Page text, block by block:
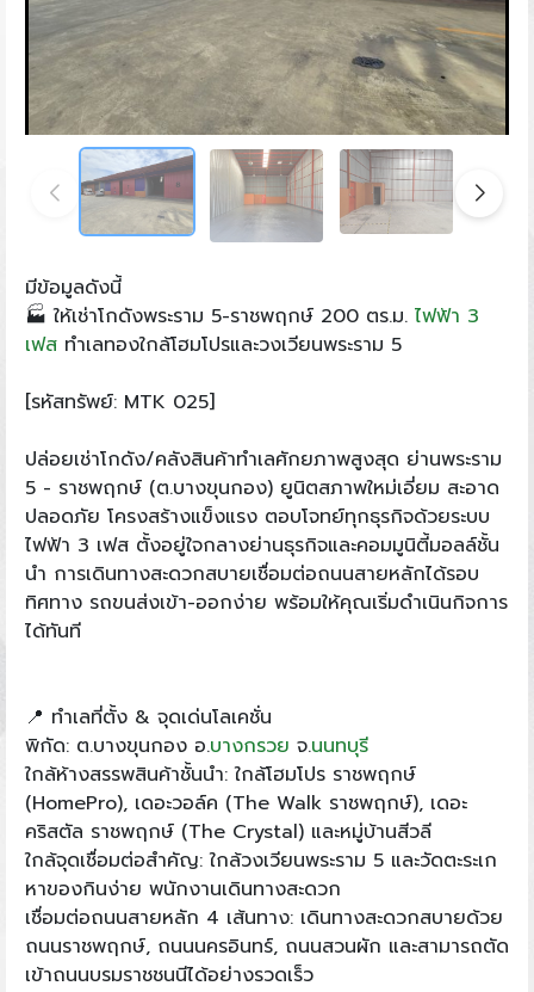
มีข้อมูลดังนี้
🏭 ให้เช่าโกดังพระราม 5-ราชพฤกษ์ 200 ตร.ม. ไฟฟ้า 3
เฟสทำเลทองใกล้โฮมโปรและวงเวียนพระราม 5
[รหัสทรัพย์: MTK 025]
ปล่อยเช่าโกดัง/คลังสินค้าทำเลศักยภาพสูงสุด ย่านพระราม
5 - ราชพฤกษ์ (ต.บางขุนกอง) ยูนิตสภาพใหม่เอี่ยม สะอาด
ปลอดภัย โครงสร้างแข็งแรง ตอบโจทย์ทุกธุรกิจด้วยระบบ
ไฟฟ้า 3 เฟส ตั้งอยู่ใจกลางย่านธุรกิจและคอมมูนิตี้มอลล์ชั้น
นำ การเดินทางสะดวกสบายเชื่อมต่อถนนสายหลักได้รอบ
ทิศทาง รถขนส่งเข้า-ออกง่าย พร้อมให้คุณเริ่มดำเนินกิจการ
ได้ทันที
📍 ทำเลที่ตั้ง & จุดเด่นโลเคชั่น
พิกัด: ต.บางขุนกอง อ.บางกรวย จ.นนทบุรี
ใกล้ห้างสรรพสินค้าชั้นนำ: ใกล้โฮมโปร ราชพฤกษ์
(HomePro), เดอะวอล์ค (The Walk ราชพฤกษ์), เดอะ
คริสตัล ราชพฤกษ์ (The Crystal) และหมู่บ้านสีวลี
ใกล้จุดเชื่อมต่อสำคัญ: ใกล้วงเวียนพระราม 5 และวัดตะระเก
หาของกินง่าย พนักงานเดินทางสะดวก
เชื่อมต่อถนนสายหลัก 4 เส้นทาง: เดินทางสะดวกสบายด้วย
ถนนราชพฤกษ์, ถนนนครอินทร์, ถนนสวนผัก และสามารถตัด
เข้าถนนบรมราชชนนีได้อย่างรวดเร็ว